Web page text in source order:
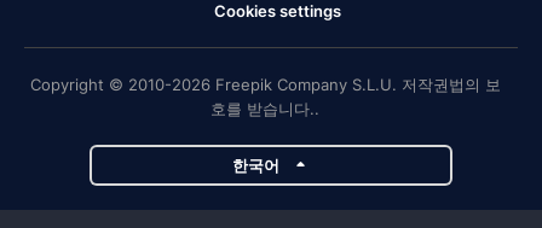
Cookies settings
Copyright © 2010-2026 Freepik Company S.L.U. 저작권법의 보
호를 받습니다..
한국어